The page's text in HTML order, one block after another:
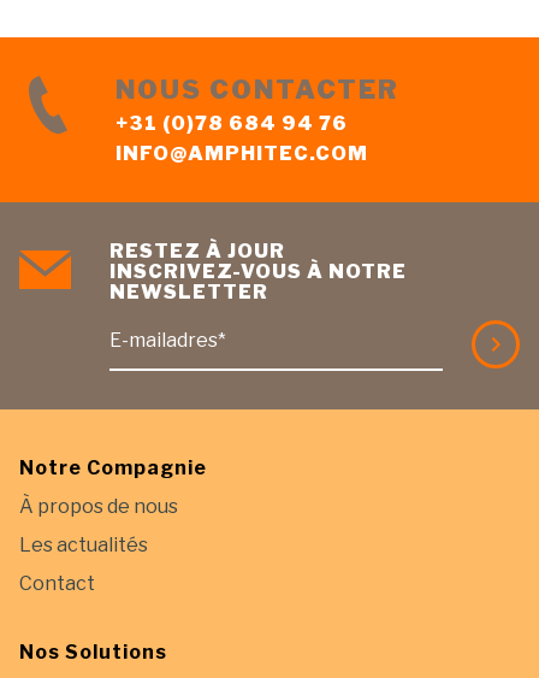
NOUS CONTACTER
+31 (0)78 684 94 76
INFO@AMPHITEC.COM
RESTEZ À JOUR
INSCRIVEZ-VOUS À NOTRE
NEWSLETTER
E-mailadres*
Notre Compagnie
À propos de nous
Les actualités
Contact
Nos Solutions